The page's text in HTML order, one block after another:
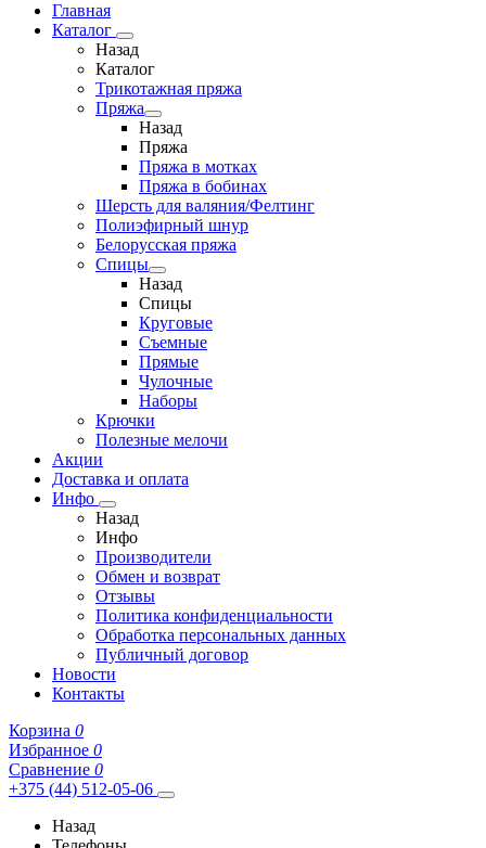
Главная
Каталог
Назад
Каталог
Трикотажная пряжа
Пряжа
Назад
Пряжа
Пряжа в мотках
Пряжа в бобинах
Шерсть для валяния/Фелтинг
Полиэфирный шнур
Белорусская пряжа
Спицы
Назад
Спицы
Круговые
Съемные
Прямые
Чулочные
Наборы
Крючки
Полезные мелочи
Акции
Доставка и оплата
Инфо
Назад
Инфо
Производители
Обмен и возврат
Отзывы
Политика конфиденциальности
Обработка персональных данных
Публичный договор
Новости
Контакты
Корзина 0
Избранное 0
Сравнение 0
+375 (44) 512-05-06
Назад